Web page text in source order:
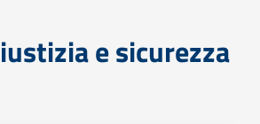
e sicurezza